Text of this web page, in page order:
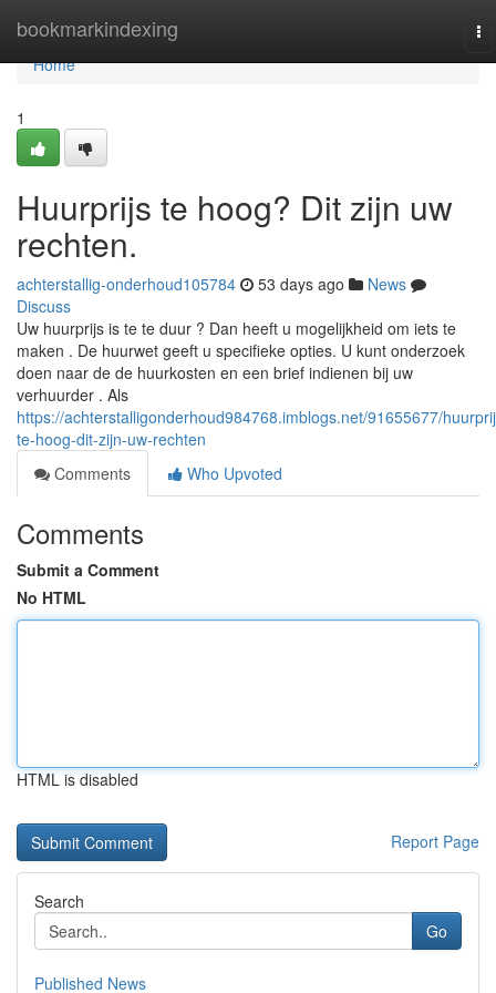
bookmarkindexing
Home
Home
1
Huurprijs te hoog? Dit zijn uw
rechten.
achterstallig-onderhoud105784 53 days ago
News
Discuss
Uw huurprijs is te te duur ? Dan heeft u mogelijkheid om iets te
maken . De huurwet geeft u specifieke opties. U kunt onderzoek
doen naar de de huurkosten en een brief indienen bij uw
verhuurder . Als
https://achterstalligonderhoud984768.imblogs.net/91655677/
te-hoog-dit-zijn-uw-rechten
Comments
Who Upvoted
Comments
Submit a Comment
No HTML
HTML is disabled
Report Page
Search
Go
Published News